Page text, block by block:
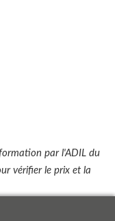
par l'ADIL du
vérifier le prix et la